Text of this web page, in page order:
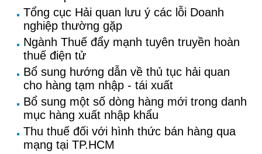
Tổng cục Hải quan lưu ý các lỗi Doanh
nghiệp thường gặp
Ngành Thuế đẩy mạnh tuyên truyền hoàn
thuế điện tử
Bổ sung hướng dẫn về thủ tục hải quan
cho hàng tạm nhập - tái xuất
Bổ sung một số dòng hàng mới trong danh
mục hàng xuất nhập khẩu
Thu thuế đối với hình thức bán hàng qua
mạng tại TP.HCM